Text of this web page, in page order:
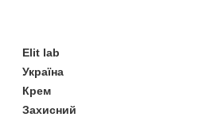
Elit lab
Україна
Крем
Захисний